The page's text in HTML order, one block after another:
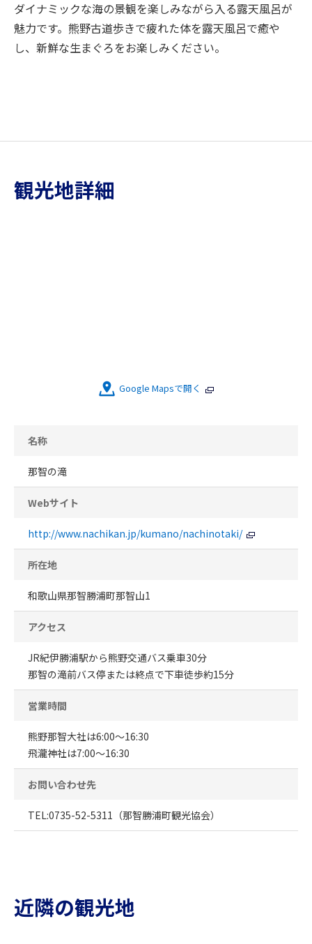
ダイナミックな海の景観を楽しみながら入る露天風呂が
魅力です。熊野古道歩きで疲れた体を露天風呂で癒や
し、新鮮な生まぐろをお楽しみください。
観光地詳細
Google Mapsで開く
名称
那智の滝
Webサイト
http://www.nachikan.jp/kumano/nachinotaki/
所在地
和歌山県那智勝浦町那智山1
アクセス
JR紀伊勝浦駅から熊野交通バス乗車30分
那智の滝前バス停または終点で下車徒歩約15分
営業時間
熊野那智大社は6:00～16:30
飛瀧神社は7:00～16:30
お問い合わせ先
TEL:0735-52-5311（那智勝浦町観光協会）
近隣の観光地